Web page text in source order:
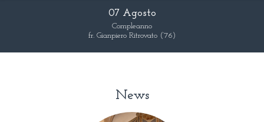
07 Agosto
Compleanno
fr. Gianpiero Ritrovato (‘76)
News